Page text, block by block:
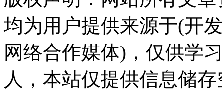
均为用户提供来源于(开
网络合作媒体)，仅供学
人，本站仅提供信息储